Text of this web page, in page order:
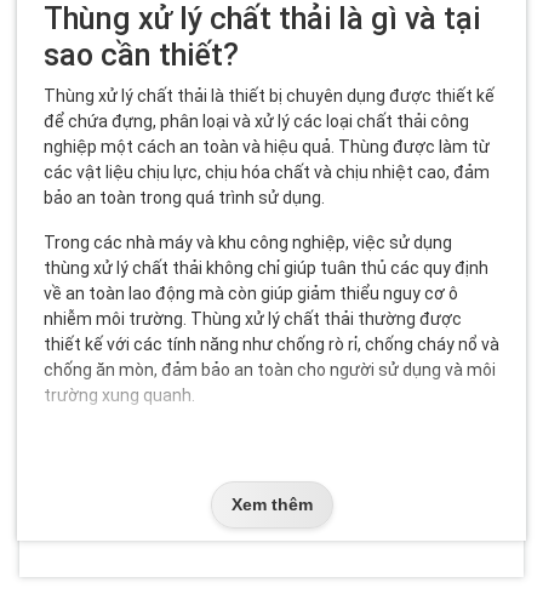
Thùng xử lý chất thải là gì và tại
sao cần thiết?
Thùng xử lý chất thải là thiết bị chuyên dụng được thiết kế
để chứa đựng, phân loại và xử lý các loại chất thải công
nghiệp một cách an toàn và hiệu quả. Thùng được làm từ
các vật liệu chịu lực, chịu hóa chất và chịu nhiệt cao, đảm
bảo an toàn trong quá trình sử dụng.
Trong các nhà máy và khu công nghiệp, việc sử dụng
thùng xử lý chất thải không chỉ giúp tuân thủ các quy định
về an toàn lao động mà còn giúp giảm thiểu nguy cơ ô
nhiễm môi trường. Thùng xử lý chất thải thường được
thiết kế với các tính năng như chống rò rỉ, chống cháy nổ và
chống ăn mòn, đảm bảo an toàn cho người sử dụng và môi
trường xung quanh.
ISO 45001:2018
không chỉ giúp tuân thủ các quy định pháp luật mà còn
đảm bảo an toàn cho người lao động và bảo vệ môi trường.
Xem thêm